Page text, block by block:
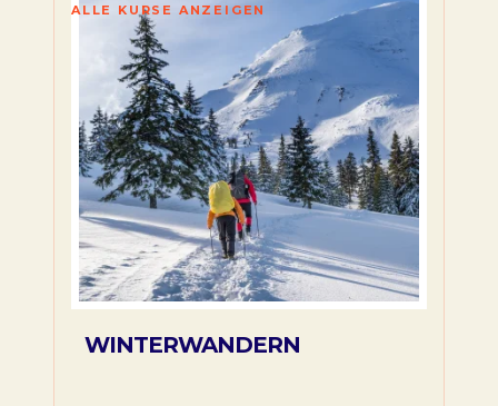
WINTERWANDERN
ALLE KURSE ANZEIGEN